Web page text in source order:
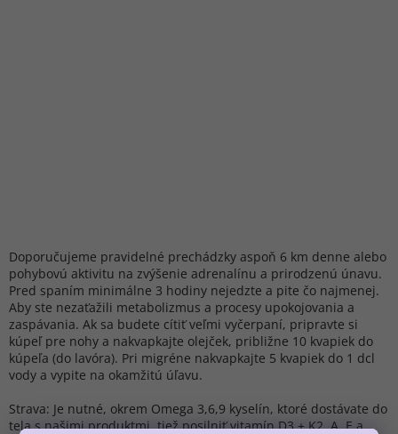
Doporučujeme pravidelné prechádzky aspoň 6 km denne alebo
pohybovú aktivitu na zvýšenie adrenalínu a prirodzenú únavu.
Pred spaním minimálne 3 hodiny nejedzte a pite čo najmenej.
Aby ste nezaťažili metabolizmus a procesy upokojovania a
zaspávania. Ak sa budete cítiť veľmi vyčerpaní, pripravte si
kúpeľ pre nohy a nakvapkajte olejček, približne 10 kvapiek do
kúpeľa (do lavóra). Pri migréne nakvapkajte 5 kvapiek do 1 dcl
vody a vypite na okamžitú úľavu.
Strava: Je nutné, okrem Omega 3,6,9 kyselín, ktoré dostávate do
tela s našimi produktmi, tiež posilniť vitamín D3 + K2, A, E a